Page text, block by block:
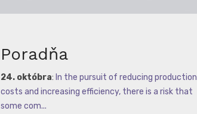
Poradňa
24. októbra: In the pursuit of reducing production
costs and increasing efficiency, there is a risk that
some com...